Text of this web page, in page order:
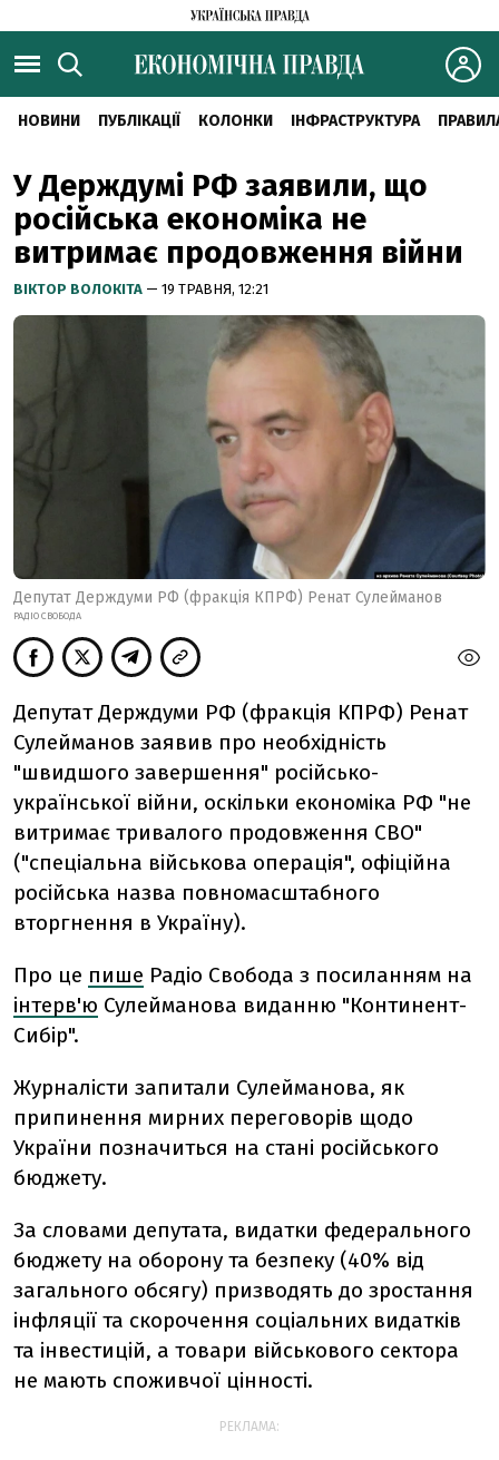
НОВИНИ ПУБЛІКАЦІЇ КОЛОНКИ ІНФРАСТРУКТУРА
У Держдумі РФ заявили, що
російська економіка не
витримає продовження війни
ВІКТОР ВОЛОКІТА — 19 ТРАВНЯ, 12:21
Депутат Держдуми РФ (фракція КПРФ) Ренат Сулейманов
РАДІО СВОБОДА
Депутат Держдуми РФ (фракція КПРФ) Ренат
Сулейманов заявив про необхідність
"швидшого завершення" російсько-
української війни, оскільки економіка РФ "не
витримає тривалого продовження СВО"
("спеціальна військова операція", офіційна
російська назва повномасштабного
вторгнення в Україну).
Про це пише Радіо Свобода з посиланням на
інтерв'ю Сулейманова виданню "Континент-
Сибір".
Журналісти запитали Сулейманова, як
припинення мирних переговорів щодо
України позначиться на стані російського
бюджету.
За словами депутата, видатки федерального
бюджету на оборону та безпеку (40% від
загального обсягу) призводять до зростання
інфляції та скорочення соціальних видатків
та інвестицій, а товари військового сектора
не мають споживчої цінності.
РЕКЛАМА: